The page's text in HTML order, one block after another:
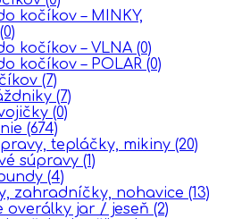
kočíkov – MINKY,
(0)
kočíkov – VLNA (0)
kočíkov – POLAR (0)
(7)
(7)
(0)
(674)
tepláčky, mikiny (20)
súpravy (1)
(4)
zahradníčky, nohavice (13)
overálky jar / jeseň (2)